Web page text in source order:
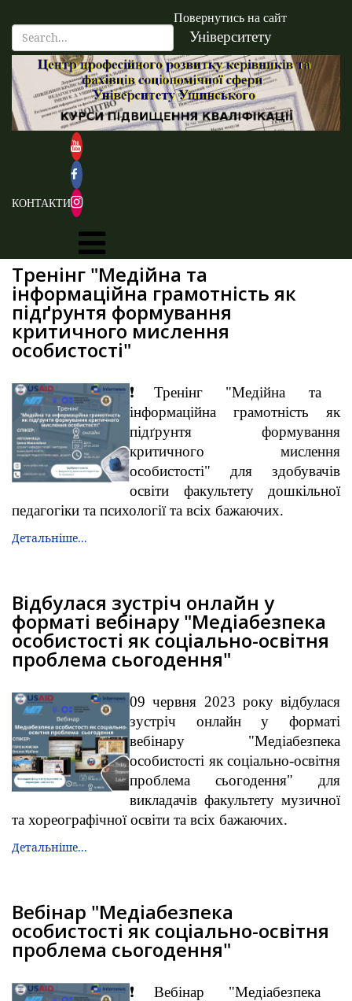
Повернутись на сайт
Університету
КОНТАКТИ
Тренінг "Медійна та
інформаційна грамотність як
підґрунтя формування
критичного мислення
особистості"
❗️Тренінг "Медійна та
інформаційна грамотність як
підґрунтя формування
критичного мислення
особистості" для здобувачів
освіти факультету дошкільної
педагогіки та психології та всіх бажаючих.
Детальніше...
Відбулася зустріч онлайн у
форматі вебінару "Медіабезпека
особистості як соціально-освітня
проблема сьогодення"
09 червня 2023 року відбулася
зустріч онлайн у форматі
вебінару "Медіабезпека
особистості як соціально-освітня
проблема сьогодення" для
викладачів факультету музичної
та хореографічної освіти та всіх бажаючих.
Детальніше...
Вебінар "Медіабезпека
особистості як соціально-освітня
проблема сьогодення"
❗️Вебінар "Медіабезпека